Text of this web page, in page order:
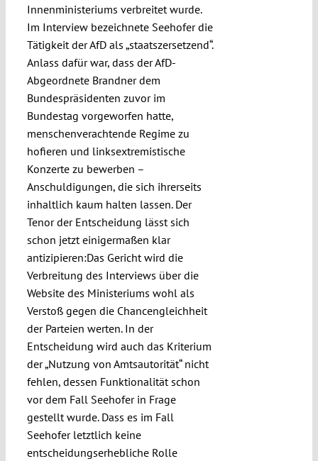
Innenministeriums verbreitet wurde.
Im Interview bezeichnete Seehofer die
Tätigkeit der AfD als „staatszersetzend“.
Anlass dafür war, dass der AfD-
Abgeordnete Brandner dem
Bundespräsidenten zuvor im
Bundestag vorgeworfen hatte,
menschenverachtende Regime zu
hofieren und linksextremistische
Konzerte zu bewerben –
Anschuldigungen, die sich ihrerseits
inhaltlich kaum halten lassen. Der
Tenor der Entscheidung lässt sich
schon jetzt einigermaßen klar
antizipieren:Das Gericht wird die
Verbreitung des Interviews über die
Website des Ministeriums wohl als
Verstoß gegen die Chancengleichheit
der Parteien werten. In der
Entscheidung wird auch das Kriterium
der „Nutzung von Amtsautorität“ nicht
fehlen, dessen Funktionalität schon
vor dem Fall Seehofer in Frage
gestellt wurde. Dass es im Fall
Seehofer letztlich keine
entscheidungserhebliche Rolle